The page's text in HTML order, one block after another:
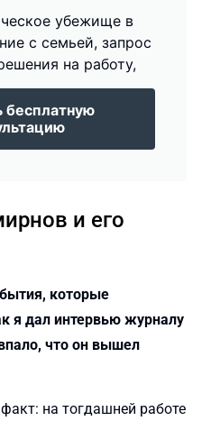
убежище в
с семьей, запрос
на работу,
бесплатную
и его
которые
я дал интервью журналу
что он вышел
на тогдашней работе